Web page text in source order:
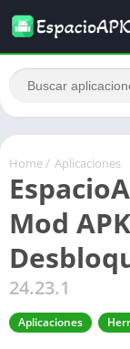
Home / Aplicaciones
Mod
24.23.1
Aplicaciones